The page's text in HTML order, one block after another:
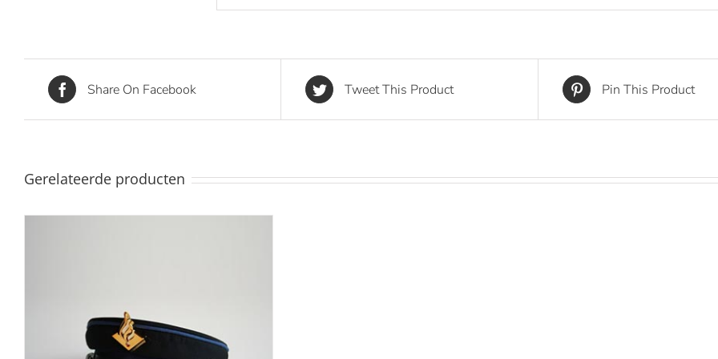
Share On Facebook Tweet This Product Pin This Product
Gerelateerde producten